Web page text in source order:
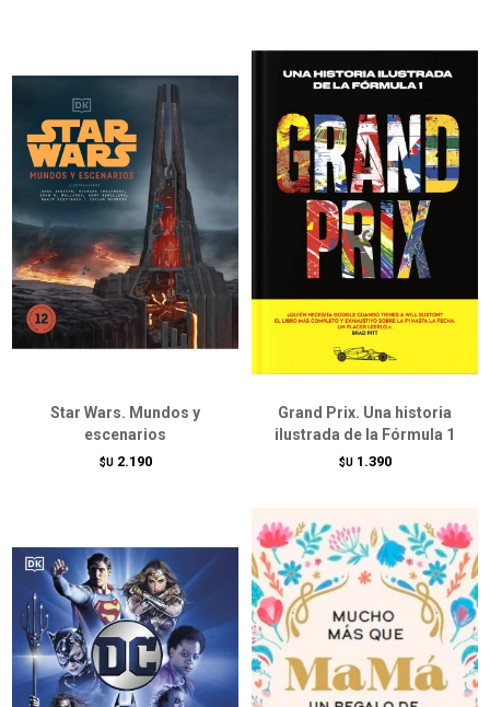
Star Wars. Mundos y
escenarios
$U 2.190
Grand Prix. Una historia
ilustrada de la Fórmula 1
$U 1.390